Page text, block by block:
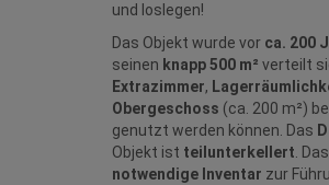
und loslegen!
Das Objekt wurde vor ca. 200
seinen knapp 500 m² verteilt
Extrazimmer,
Obergeschoss (ca. 200 m²)
genutzt werden können. Das
Objekt ist teilunterkellert.
notwendige Inventar zur